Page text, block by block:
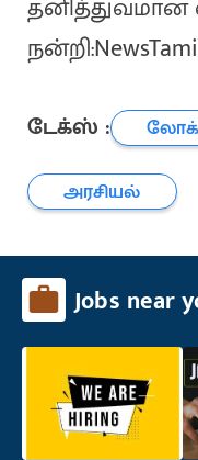
தனித்துவமான
டேக்ஸ் :
அரசியல்
Jobs near